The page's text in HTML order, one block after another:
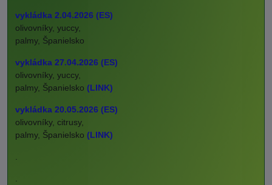
vykládka 2.04.2026 (ES)
olivovníky, yuccy,
palmy, Španielsko
vykládka 27.04.2026 (ES)
olivovníky, yuccy,
palmy, Španielsko (LINK)
vykládka 20.05.2026 (ES)
olivovníky, citrusy,
palmy, Španielsko (LINK)
.
.